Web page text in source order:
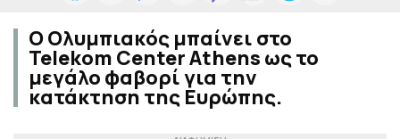
Ο Ολυμπιακός μπαίνει στο
Telekom Center Athens ως το
μεγάλο φαβορί για την
κατάκτηση της Ευρώπης.